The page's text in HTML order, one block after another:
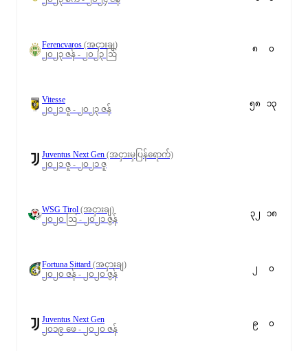
Ferencvaros (အငှားချ)
၂၀၂၃ ဇန် - ၂၀၂၃ ဩ
၈ ၀
Vitesse
၂၀၂၁ ဇူ - ၂၀၂၃ ဇန်
၅၈ ၁၃
Juventus Next Gen (အငှားမှပြန်ရောက်)
၂၀၂၁ ဇူ - ၂၀၂၁ ဇူ
WSG Tirol (အငှားချ)
၂၀၂၀ ဩ - ၂၀၂၁ ဇွန်
၃၂ ၁၈
Fortuna Sittard (အငှားချ)
၂၀၂၀ ဇန် - ၂၀၂၀ ဇွန်
၂ ၀
Juventus Next Gen
၂၀၁၉ ဖေ - ၂၀၂၀ ဇန်
၉ ၀